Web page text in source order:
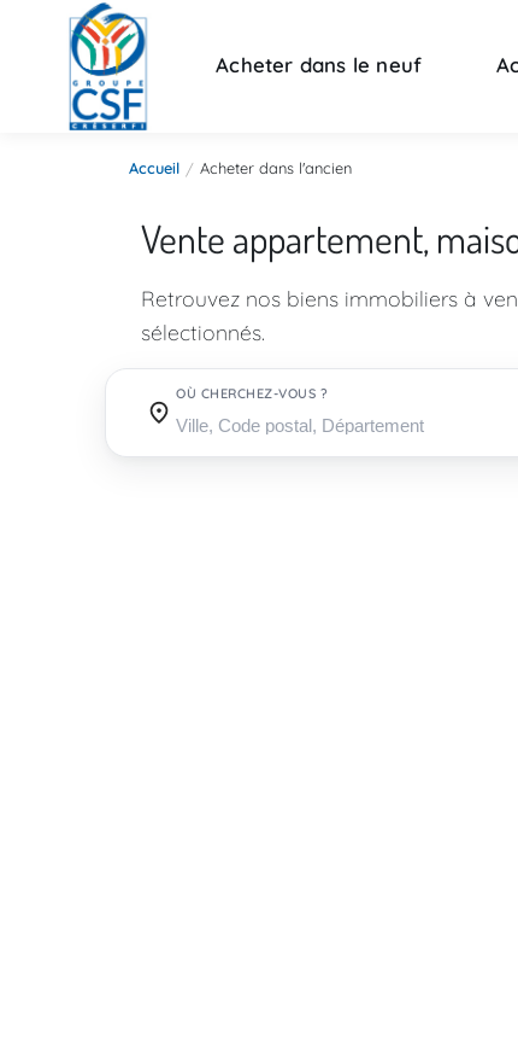
Acheter dans le neuf
Accueil Acheter dans l'ancien
Vente appartement,
Retrouvez nos biens immobiliers à
sélectionnés.
OÙ CHERCHEZ-VOUS ?
Où cherchez-vous ?